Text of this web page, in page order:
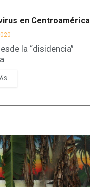
en Centroamérica
la “disidencia”